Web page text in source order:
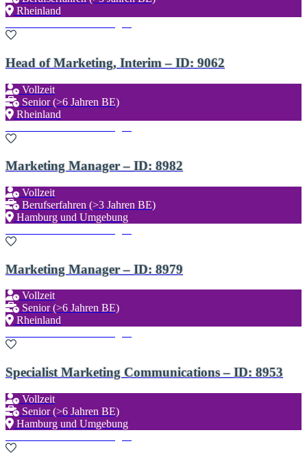
Rheinland
Head of Marketing, Interim – ID: 9062
Vollzeit
Senior (>6 Jahren BE)
Rheinland
Marketing Manager – ID: 8982
Vollzeit
Berufserfahren (>3 Jahren BE)
Hamburg und Umgebung
Marketing Manager – ID: 8979
Vollzeit
Senior (>6 Jahren BE)
Rheinland
Specialist Marketing Communications – ID: 8953
Vollzeit
Senior (>6 Jahren BE)
Hamburg und Umgebung